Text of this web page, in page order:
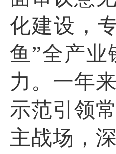
化建设，
鱼”全产
力。一年
示范引领
主战场，